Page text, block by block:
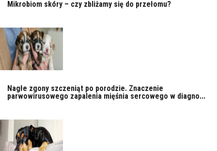
Mikrobiom skóry – czy zbliżamy się do przełomu?
Nagłe zgony szczeniąt po porodzie. Znaczenie
parwowirusowego zapalenia mięśnia sercowego w diagno...